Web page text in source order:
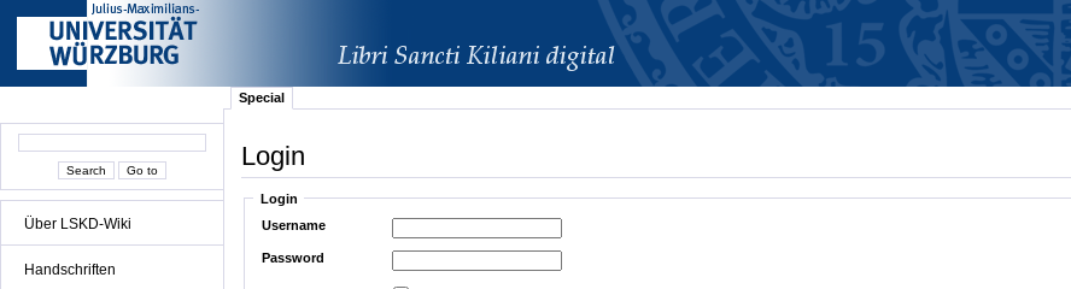
Über LSKD-Wiki
Handschriften
Special
Login
Login
Username
Password